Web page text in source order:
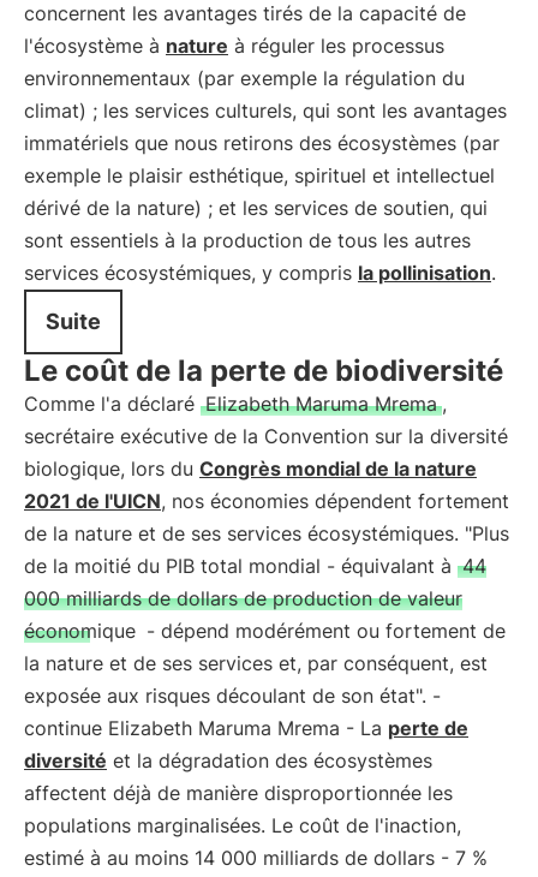
concernent les avantages tirés de la capacité de
l'écosystème à nature à réguler les processus
environnementaux (par exemple la régulation du
climat) ; les services culturels, qui sont les avantages
immatériels que nous retirons des écosystèmes (par
exemple le plaisir esthétique, spirituel et intellectuel
dérivé de la nature) ; et les services de soutien, qui
sont essentiels à la production de tous les autres
services écosystémiques, y compris la pollinisation.
Suite
Le coût de la perte de biodiversité
Comme l'a déclaré Elizabeth Maruma Mrema ,
secrétaire exécutive de la Convention sur la diversité
biologique, lors du Congrès mondial de la nature
2021 de l'UICN, nos économies dépendent fortement
de la nature et de ses services écosystémiques. "Plus
de la moitié du PIB total mondial - équivalant à 44
000 milliards de dollars de production de valeur
économique - dépend modérément ou fortement de
la nature et de ses services et, par conséquent, est
exposée aux risques découlant de son état". -
continue Elizabeth Maruma Mrema - La perte de
diversité et la dégradation des écosystèmes
affectent déjà de manière disproportionnée les
populations marginalisées. Le coût de l'inaction,
estimé à au moins 14 000 milliards de dollars - 7 %